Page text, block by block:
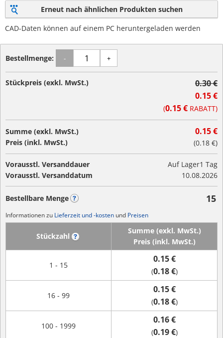
Erneut nach ähnlichen Produkten suchen
CAD-Daten können auf einem PC heruntergeladen werden
Bestellmenge: - +
Stückpreis (exkl. MwSt.)
0.30 €
0.15 €
(0.15 € RABATT)
Summe (exkl. MwSt.)
Preis (inkl. MwSt.)
0.15 €
(0.18 €)
Vorausstl. Versanddauer
Vorausstl. Versanddatum
Auf Lager1 Tag
10.08.2026
Bestellbare Menge 15
Informationen zu Lieferzeit und -kosten und Preisen
Stückzahl
Summe (exkl. MwSt.)
Preis (inkl. MwSt.)
1 - 15
0.15 €
(0.18 €)
16 - 99
0.15 €
(0.18 €)
100 - 1999
0.16 €
(0.19 €)